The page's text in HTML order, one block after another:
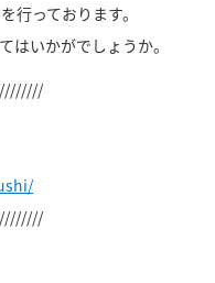
行っております。
はいかがでしょうか。